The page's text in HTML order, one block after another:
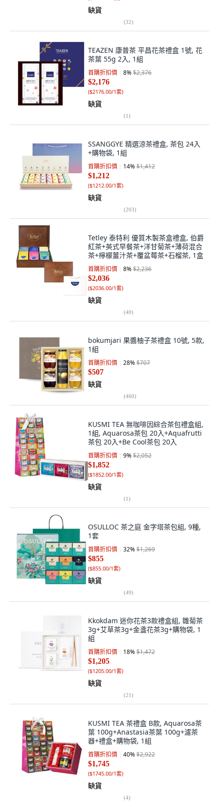
缺貨
(32)
TEAZEN 康普茶 平昌花茶禮盒 1號, 花
茶葉 55g 2入, 1組
首購折扣價 8%$2,376
$2,176
($2176.00/1套)
缺貨
(1)
SSANGGYE 精選涼茶禮盒, 茶包 24入
+購物袋, 1組
首購折扣價 14%$1,412
$1,212
($1212.00/1套)
缺貨
(203)
Tetley 泰特利 優質木製茶盒禮盒, 伯爵
紅茶+英式早餐茶+洋甘菊茶+薄荷混合
茶+檸檬薑汁茶+覆盆莓茶+石榴茶, 1盒
首購折扣價 8%$2,236
$2,036
($2036.00/1套)
缺貨
(40)
bokumjari 果醬柚子茶禮盒 10號, 5款,
1組
首購折扣價 28%$707
$507
缺貨
(460)
KUSMI TEA 無咖啡因綜合茶包禮盒組,
1組, Aquarosa茶包 20入+Aquafrutti
茶包 20入+Be Cool茶包 20入
首購折扣價 9%$2,052
$1,852
($1852.00/1套)
缺貨
(1)
OSULLOC 茶之庭 金字塔茶包組, 9種,
1套
首購折扣價 32%$1,269
$855
($855.00/1套)
缺貨
(49)
Kkokdam 迷你花茶3款禮盒組, 雛菊茶
3g+艾草茶3g+金盞花茶3g+購物袋, 1
組
首購折扣價 18%$1,472
$1,205
($1205.00/1套)
缺貨
(21)
KUSMI TEA 茶禮盒 B款, Aquarosa茶
葉 100g+Anastasia茶葉 100g+濾茶
器+禮盒+購物袋, 1組
首購折扣價 40%$2,922
$1,745
($1745.00/1套)
缺貨
(4)